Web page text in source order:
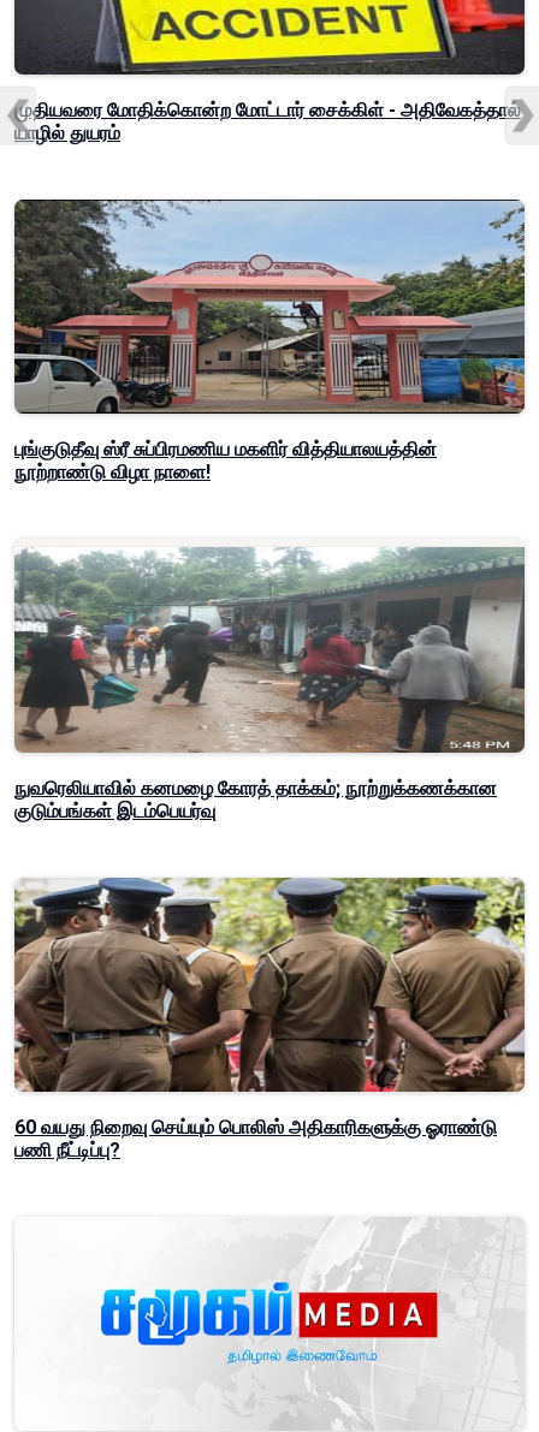
முதியவரை மோதிக்கொன்ற மோட்டார் சைக்கிள் - அதிவேகத்தால்
யாழில் துயரம்
புங்குடுதீவு ஸ்ரீ சுப்பிரமணிய மகளிர் வித்தியாலயத்தின்
நூற்றாண்டு விழா நாளை!
நுவரெலியாவில் கனமழை கோரத் தாக்கம்; நூற்றுக்கணக்கான
குடும்பங்கள் இடம்பெயர்வு
60 வயது நிறைவு செய்யும் பொலிஸ் அதிகாரிகளுக்கு ஓராண்டு
பணி நீட்டிப்பு?